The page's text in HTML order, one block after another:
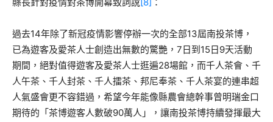
過去14年除了新冠疫情影響停辦一次的全部13屆南投茶博，
已為遊客及愛茶人士創造出無數的驚艷，7日到15日9天活動
期間，絕對值得遊客及愛茶人士逛遍28場館，而千人茶會、千
人午茶、千人封茶、千人擂茶、邦尼奉茶、千人茶宴的連串超
人氣盛會更不容錯過，希望今年能像縣農會總幹事曾明瑞金口
期待的「茶博遊客人數破90萬人」，讓南投茶博持續發揮最大